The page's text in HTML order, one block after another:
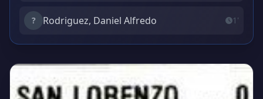
? Rodriguez, Daniel Alfredo 1'